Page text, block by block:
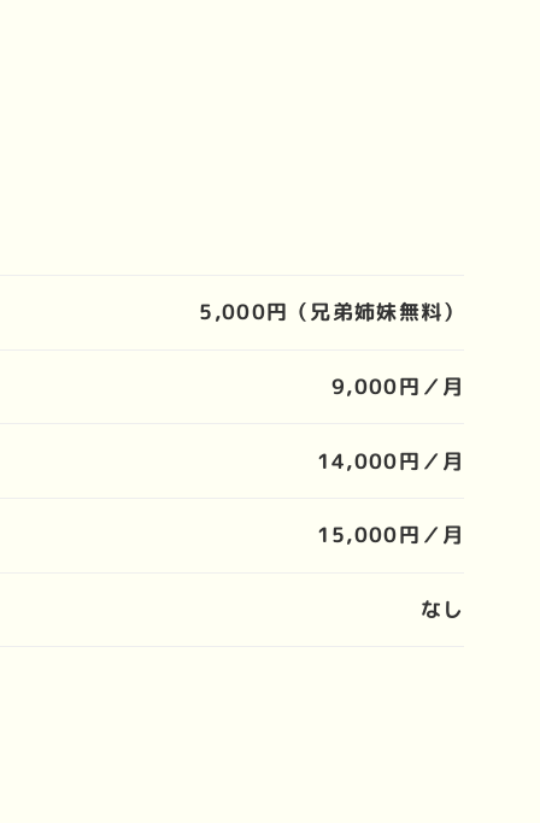
5,000円（兄弟姉妹無料）
9,000円／月
14,000円／月
15,000円／月
なし